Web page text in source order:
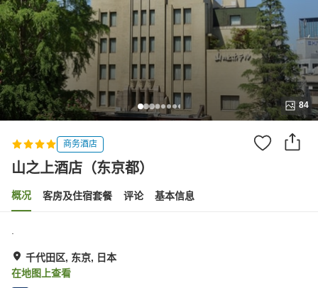
84
商务酒店
山之上酒店（东京都）
概况 客房及住宿套餐 评论 基本信息
千代田区, 东京, 日本
在地图上查看